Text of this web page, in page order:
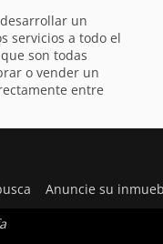
un
servicios a todo el
son todas
o vender un
entre
Anuncie su